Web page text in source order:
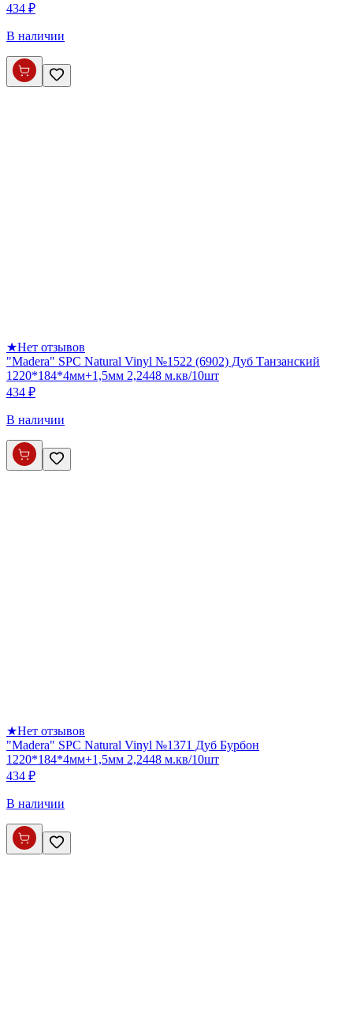
434 ₽
В наличии
★Нет отзывов
"Madera" SPC Natural Vinyl №1522 (6902) Дуб Танзанский
1220*184*4мм+1,5мм 2,2448 м.кв/10шт
434 ₽
В наличии
★Нет отзывов
"Madera" SPC Natural Vinyl №1371 Дуб Бурбон
1220*184*4мм+1,5мм 2,2448 м.кв/10шт
434 ₽
В наличии